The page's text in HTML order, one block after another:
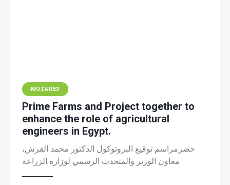
MOZARE3
Prime Farms and Project together to
enhance the role of agricultural
engineers in Egypt.
حضرمراسم توقيع البروتوكول الدكتور محمد القرش،
معاون الوزير والمتحدث الرسمي لوزارة الزراعة